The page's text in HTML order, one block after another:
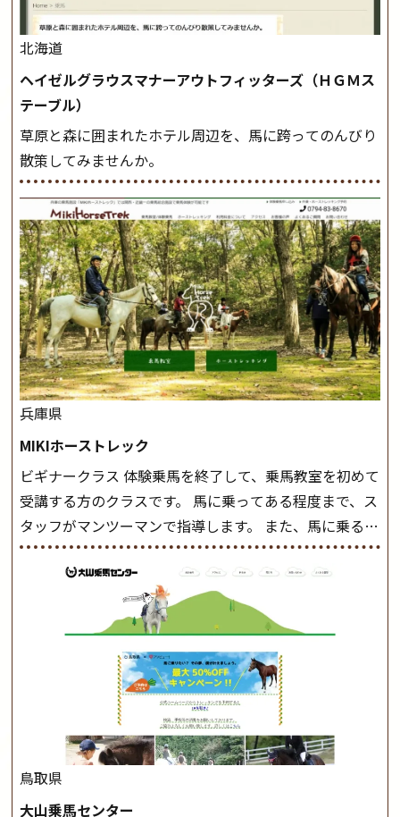
北海道
ヘイゼルグラウスマナーアウトフィッターズ（ＨＧＭス
テーブル）
草原と森に囲まれたホテル周辺を、馬に跨ってのんびり
散策してみませんか。
兵庫県
MIKIホーストレック
ビギナークラス 体験乗馬を終了して、乗馬教室を初めて
受講する方のクラスです。 馬に乗ってある程度まで、ス
タッフがマンツーマンで指導します。 また、馬に乗るだ
けでなく、馬の手入れや馬装（鞍などを装着する） も
このクラスで把握し、「馬に触れること」にも慣れてい
きましょう。 スタートクラス ビギナークラスで単独で
軽速歩(けいはやあし)ができるようになったら スタート
クラスへ。 グループレッスンで馬のスピードを調整し
ながら 軽速歩・正反撞(せいはんどう)を学びます。 安定
した手綱操作と軽速歩・正反撞ができるようになれば
駈歩(かけあし)練習に入ります。 ホップクラス スタート
クラスで常歩(なみあし)や 速歩、駈歩の初歩をマスター
したら、 次は部班にて駈歩を含めた誘導練習を行いま
しょう。 ステップクラス ホップクラスまでに練習した
鳥取県
大山乗馬センター